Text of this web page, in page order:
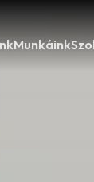
Munkáink